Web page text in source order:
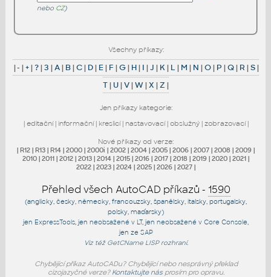
nebo CZ)
Všechny příkazy:
|- |+|?|3 |A| B|C| D| E| F |G| H| I |J | K| L | M | N |O| P |Q| R |S|
T| U|V|W|X |Z |
Jen příkazy kategorie:
| editační| informační| kreslicí| nastavovací| obslužný| zobrazovací|
Nové příkazy od verze:
| R12 | R13 | R14 | 2000 | 2000i | 2002 | 2004 | 2005 | 2006 | 2007 | 2008 | 2009 |
2010 | 2011 | 2012 | 2013 | 2014 | 2015 | 2016 | 2017 | 2018 | 2019 | 2020 | 2021 |
2022 | 2023 | 2024 | 2025 | 2026 | 2027 |
Přehled všech AutoCAD příkazů - 1590
(anglicky, česky, německy, francouzsky, španělsky, italsky, portugalsky,
polsky, maďarsky)
jen ExpressTools , jen neobsažené v LT, jen neobsažené v Core Console
jen ze SAP
Viz též GetCNameLISP rozhraní.
Chybějící příkaz AutoCADu? Chybějící nebo nesprávný překlad
cizojazyčné verze? Kontaktujte násprosím pro opravu.